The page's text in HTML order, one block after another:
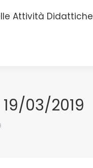
Attività Didattiche
19/03/2019
Attività Didattiche